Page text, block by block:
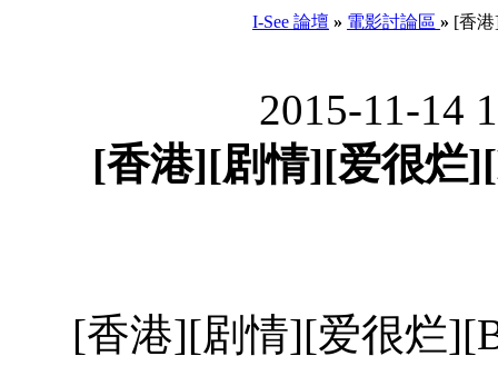
I-See 論壇 » 電影討論區 » [香
2015-11-14
[香港][剧情][爱很烂
[香港][剧情][爱很烂